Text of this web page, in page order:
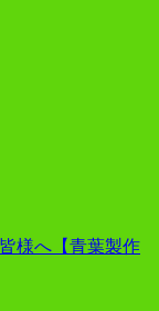
様へ【青葉製作